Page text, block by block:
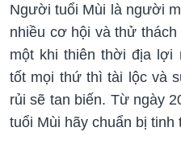
Người tuổi Mùi là người
nhiều cơ hội và thử
một khi thiên thời địa lợi
tốt mọi thứ thì tài lộc và
rủi sẽ tan biến. Từ ngày
tuổi Mùi hãy chuẩn bị tinh